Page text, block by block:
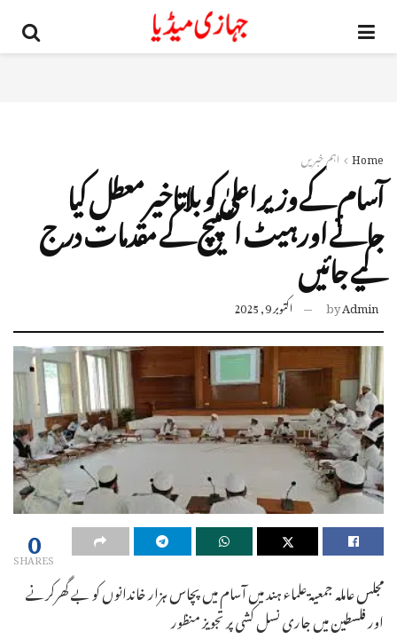
Home اہم خبریں
آسام کے وزیر اعلیٰ کو بلاتاخیر معطل کیا
جائے اور ہیٹ اسپیچ کے مقدمات درج
کیے جائیں
byAdmin اکتوبر 9, 2025
0
SHARES
مجلس عاملہ جمعیۃ علماء ہند میں آسام میں پچاس ہزار خاندانوں کو بے گھرکرنے
اور فلسطین میں جاری نسل کشی پر تجویز منظور